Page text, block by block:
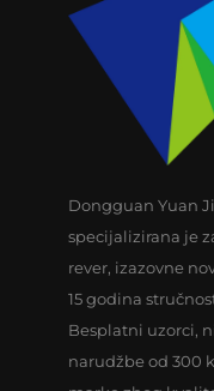
Dongguan Yuan
specijalizirana je
rever, izazovne
15 godina
Besplatni uzorci,
narudžbe od 300